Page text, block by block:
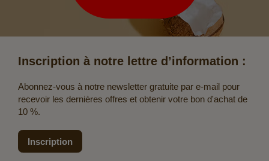
Inscription à notre lettre d’information :
Abonnez-vous à notre newsletter gratuite par e-mail pour
recevoir les dernières offres et obtenir votre bon d'achat de
10 %.
Inscription